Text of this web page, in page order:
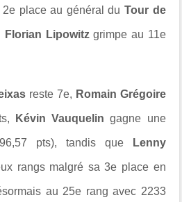
place au général du Tour de
Florian Lipowitzgrimpe au 11e
reste 7e, Romain Grégoire
Kévin Vauquelin gagne une
pts), tandis que Lenny
rangs malgré sa 3e place en
au 25e rang avec 2233